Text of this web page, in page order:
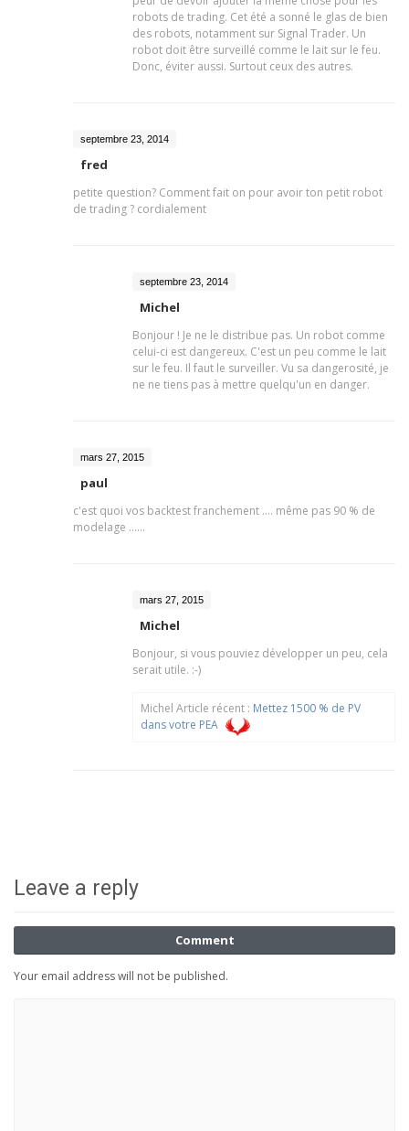
robots de trading. Cet été a sonné le glas de bien
des robots, notamment sur Signal Trader. Un
robot doit être surveillé comme le lait sur le feu.
Donc, éviter aussi. Surtout ceux des autres.
septembre 23, 2014
fred
petite question? Comment fait on pour avoir ton petit robot
de trading ? cordialement
septembre 23, 2014
Michel
Bonjour ! Je ne le distribue pas. Un robot comme
celui-ci est dangereux. C'est un peu comme le lait
sur le feu. Il faut le surveiller. Vu sa dangerosité, je
ne ne tiens pas à mettre quelqu'un en danger.
mars 27, 2015
paul
c'est quoi vos backtest franchement .... même pas 90 % de
modelage ......
mars 27, 2015
Michel
Bonjour, si vous pouviez développer un peu, cela
serait utile. :-)
Michel Article récent : Mettez 1500 % de PV
dans votre PEA
Leave a reply
Comment
Your email address will not be published.